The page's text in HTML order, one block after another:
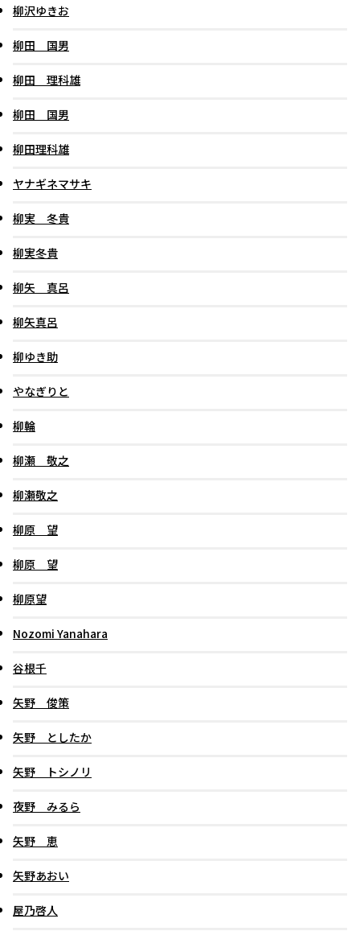
柳沢ゆきお
柳田 国男
柳田 理科雄
柳田 国男
柳田理科雄
ヤナギネマサキ
柳実 冬貴
柳実冬貴
柳矢 真呂
柳矢真呂
柳ゆき助
やなぎりと
柳輪
柳瀬 敬之
柳瀬敬之
柳原 望
柳原 望
柳原望
Nozomi Yanahara
谷根千
矢野 俊策
矢野 としたか
矢野 トシノリ
夜野 みるら
矢野 恵
矢野あおい
屋乃啓人